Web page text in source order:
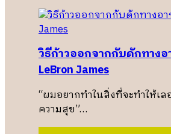
วิธีก้าวออกจากกับดักทาง
LeBron James
“ผมอยากทำในสิ่งที่จะทำให้เ
ความสุข”…